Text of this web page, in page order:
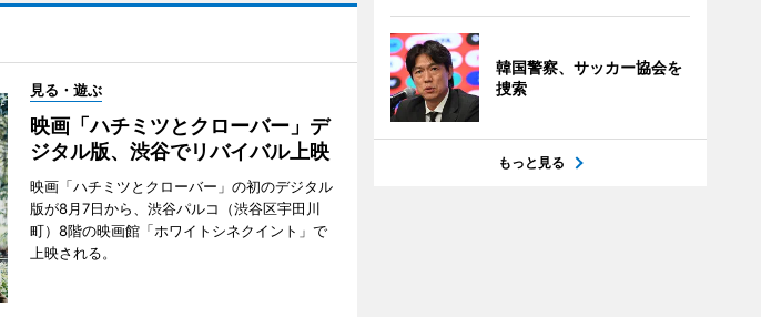
見る・遊ぶ
映画「ハチミツとクローバー」デ
ジタル版、渋谷でリバイバル上映
映画「ハチミツとクローバー」の初のデジタル
版が8月7日から、渋谷パルコ（渋谷区宇田川
町）8階の映画館「ホワイトシネクイント」で
上映される。
韓国警察、サッカー協会を
捜索
もっと見る